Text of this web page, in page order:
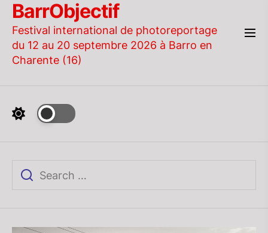
Skip
the
content
BarrObjectif
Festival international de photoreportage
du 12 au 20 septembre 2026 à Barro en
Charente (16)